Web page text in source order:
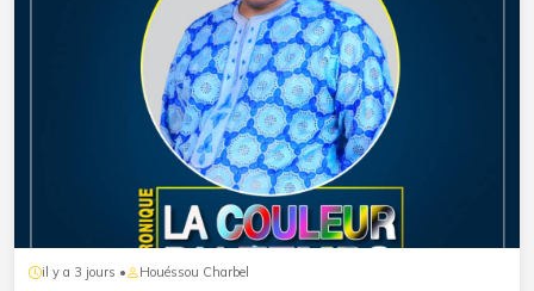
il y a 3 jours • Houéssou Charbel